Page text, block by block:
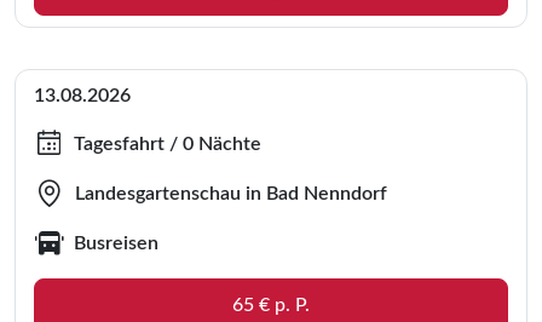
13.08.2026
Tagesfahrt / 0 Nächte
Landesgartenschau in Bad Nenndorf
Busreisen
65 € p. P.